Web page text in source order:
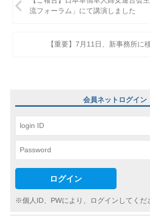
稿
ン
流フォーラム」にて講演しました
【重要】7月11日、新事務所に
会員ネットログイン
ログイン
※個人ID、PWにより、ログインしてくだ